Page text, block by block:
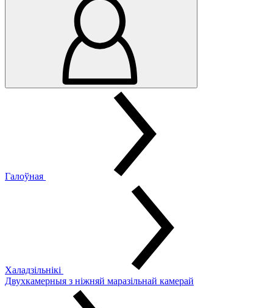
Галоўная
Халадзільнікі
Двухкамерныя з ніжняй маразільнай камерай